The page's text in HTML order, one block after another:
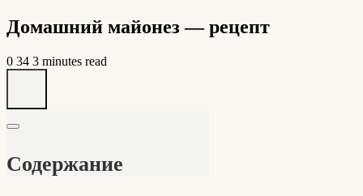
Домашний майонез — рецепт
0 34 3 minutes read
Содержание